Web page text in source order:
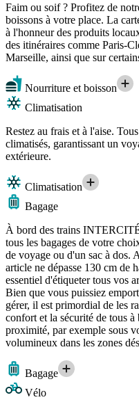
Faim ou soif ? Profitez de
boissons à votre place. La
à l'honneur des produits
des itinéraires comme Paris-
Marseille, ainsi que sur
Nourriture et boisson
Climatisation
Restez au frais et à l'aise.
climatisés, garantissant un
extérieure.
Climatisation
Bagage
À bord des trains
tous les bagages de votre
de voyage ou d'un sac à dos.
article ne dépasse 130 cm de
essentiel d'étiqueter tous vos
Bien que vous puissiez
gérer, il est primordial de les
confort et la sécurité de tous
proximité, par exemple sous
volumineux dans les zones
Bagage
Vélo